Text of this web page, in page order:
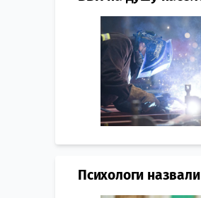
Психологи